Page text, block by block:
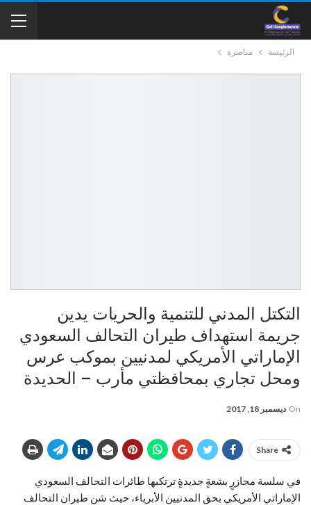
الرئيسة مناصرة
التكتل المدني للتنمية والحريات يدين
جريمة استهداف طيران التحالف السعودي
الإماراتي الأمريكي لمدنيين بموكب عرس
ومحل تجاري بمحافظتي مأرب – الحديدة
On ديسمبر 18, 2017
Share
في سلسة مجازرٍ بشعةٍ جديدةٍ ترتكبها طائرات التحالف السعودي
الإماراتي الأمريكي بحق المدنيين الأبرياء، حيث شن طيران التحالف